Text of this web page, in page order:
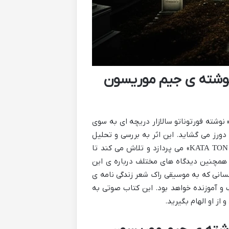
ی جیم موریسون
فورتوناتو سالازار دریچه ای به سوی
می گشاید. این اثر به بررسی و تحلیل
گورنوشته ی جیم موریسون عبارت یونانی باستانی «ΚΑΤΑ ΤΟΝ ΔΑΙΜΟΝΑ ΕΑΥΤΟΥ» می پردازد و تلاش می کند تا
همچنین دیدگاه های مختلف درباره ی این
که به موسیقی راک شعر زندگی نامه ی
آموزنده خواهد بود. این کتاب صوتی به
او الهام بگیرید.